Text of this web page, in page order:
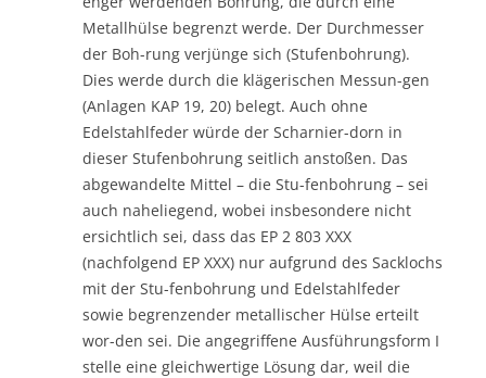
Metallhülse begrenzt werde. Der Durchmesser
der Boh-rung verjünge sich (Stufenbohrung).
Dies werde durch die klägerischen Messun-gen
(Anlagen KAP 19, 20) belegt. Auch ohne
Edelstahlfeder würde der Scharnier-dorn in
dieser Stufenbohrung seitlich anstoßen. Das
abgewandelte Mittel – die Stu-fenbohrung – sei
auch naheliegend, wobei insbesondere nicht
ersichtlich sei, dass das EP 2 803 XXX
(nachfolgend EP XXX) nur aufgrund des Sacklochs
mit der Stu-fenbohrung und Edelstahlfeder
sowie begrenzender metallischer Hülse erteilt
wor-den sei. Die angegriffene Ausführungsform I
stelle eine gleichwertige Lösung dar, weil die